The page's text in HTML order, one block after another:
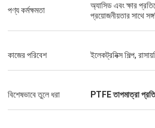
নৌ-গ্রেডের রাবার ডায়াফ্রাগম এবং শিল্প শক শোষকগুলি শূন্য
ব্যর্থতার পারফরম্যান্স সরবরাহ করেছে,আমাদের বন্দর ক্রেনের
পণ্য কর্মক্ষমতা
অ্যাসিড এবং ক্ষার
প্রয়োজনীয়তার সাথে
কাজের পরিবেশ ইলেকট্রনিক্স শিল্প,
বিশেষভাবে তুলে ধরা PTFE তাপমাত্রা